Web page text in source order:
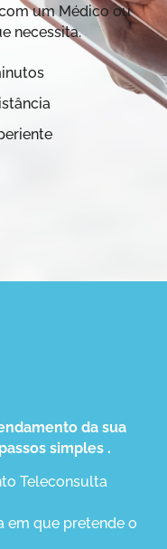
um Médico ou
necessita.
da sua
simples .
Teleconsulta
em que pretende o